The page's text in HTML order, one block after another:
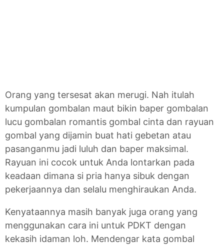
Orang yang tersesat akan merugi. Nah itulah
kumpulan gombalan maut bikin baper gombalan
lucu gombalan romantis gombal cinta dan rayuan
gombal yang dijamin buat hati gebetan atau
pasanganmu jadi luluh dan baper maksimal.
Rayuan ini cocok untuk Anda lontarkan pada
keadaan dimana si pria hanya sibuk dengan
pekerjaannya dan selalu menghiraukan Anda.
Kenyataannya masih banyak juga orang yang
menggunakan cara ini untuk PDKT dengan
kekasih idaman loh. Mendengar kata gombal